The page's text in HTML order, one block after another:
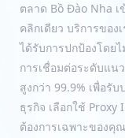
ตลาด Bồ Đào Nha เ
คลิกเดียว บริการขอ
ได้รับการปกป้องโดย
การเชื่อมต่อระดับแน
สูงกว่า 99.9% เพื่อรั
ธุรกิจ เลือกใช้ Proxy
ต้องการเฉพาะของคุ